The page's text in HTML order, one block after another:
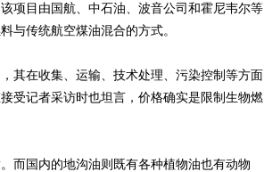
项目由国航、中石油、波音公司和霍尼韦尔等
与传统航空煤油混合的方式。
在收集、运输、技术处理、污染控制等方面
受记者采访时也坦言，价格确实是限制生物燃
国内的地沟油则既有各种植物油也有动物